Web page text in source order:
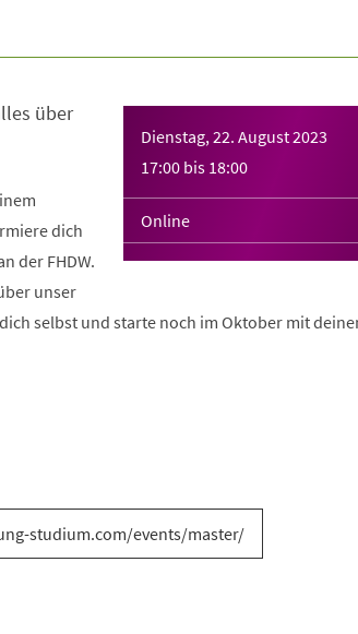
Dienstag, 22. August 2023
17:00 bis 18:00
Online
über
dich
der FHDW.
unser
selbst und starte noch im Oktober mit
studium.com/events/master/